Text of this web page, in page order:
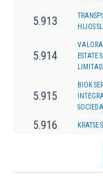
5.913
HIJOS SL
5.914
ESTATE
5.915
BIOK
5.916 KRATSE